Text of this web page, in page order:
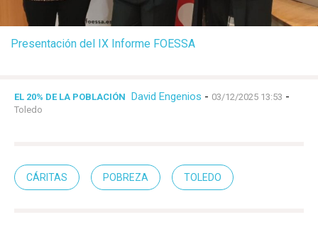
Presentación del IX Informe FOESSA
EL 20% DE LA POBLACIÓN David Engenios - 03/12/2025 13:53 -
Toledo
CÁRITAS POBREZA TOLEDO